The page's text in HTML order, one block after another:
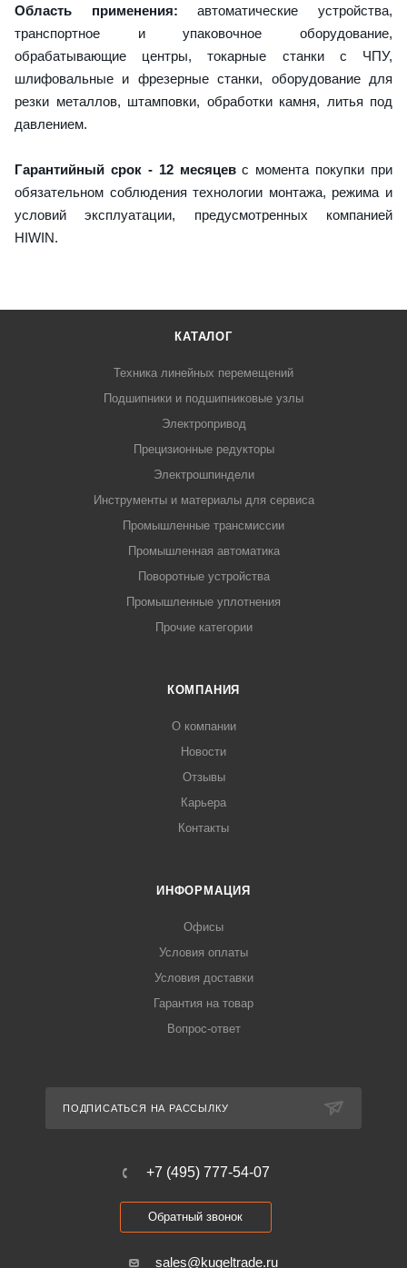
Область применения: автоматические устройства,
транспортное и упаковочное оборудование,
обрабатывающие центры, токарные станки с ЧПУ,
шлифовальные и фрезерные станки, оборудование для
резки металлов, штамповки, обработки камня, литья под
давлением.
Гарантийный срок - 12 месяцевс момента покупки при
обязательном соблюдения технологии монтажа, режима и
условий эксплуатации, предусмотренных компанией
HIWIN.
КАТАЛОГ
Техника линейных перемещений
Подшипники и подшипниковые узлы
Электропривод
Прецизионные редукторы
Электрошпиндели
Инструменты и материалы для сервиса
Промышленные трансмиссии
Промышленная автоматика
Поворотные устройства
Промышленные уплотнения
Прочие категории
КОМПАНИЯ
О компании
Новости
Отзывы
Карьера
Контакты
ИНФОРМАЦИЯ
Офисы
Условия оплаты
Условия доставки
Гарантия на товар
Вопрос-ответ
ПОДПИСАТЬСЯ НА РАССЫЛКУ
+7 (495) 777-54-07
Обратный звонок
sales@kugeltrade.ru